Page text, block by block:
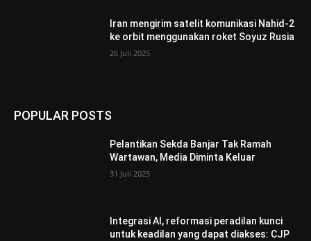
Iran mengirim satelit komunikasi Nahid-2
ke orbit menggunakan roket Soyuz Rusia
26 Juli 2025
POPULAR POSTS
Pelantikan Sekda Banjar Tak Ramah
Wartawan, Media Diminta Keluar
31 Juli 2025
Integrasi AI, reformasi peradilan kunci
untuk keadilan yang dapat diakses: CJP